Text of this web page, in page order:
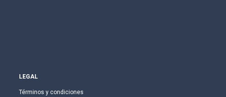
LEGAL
Términos y condiciones